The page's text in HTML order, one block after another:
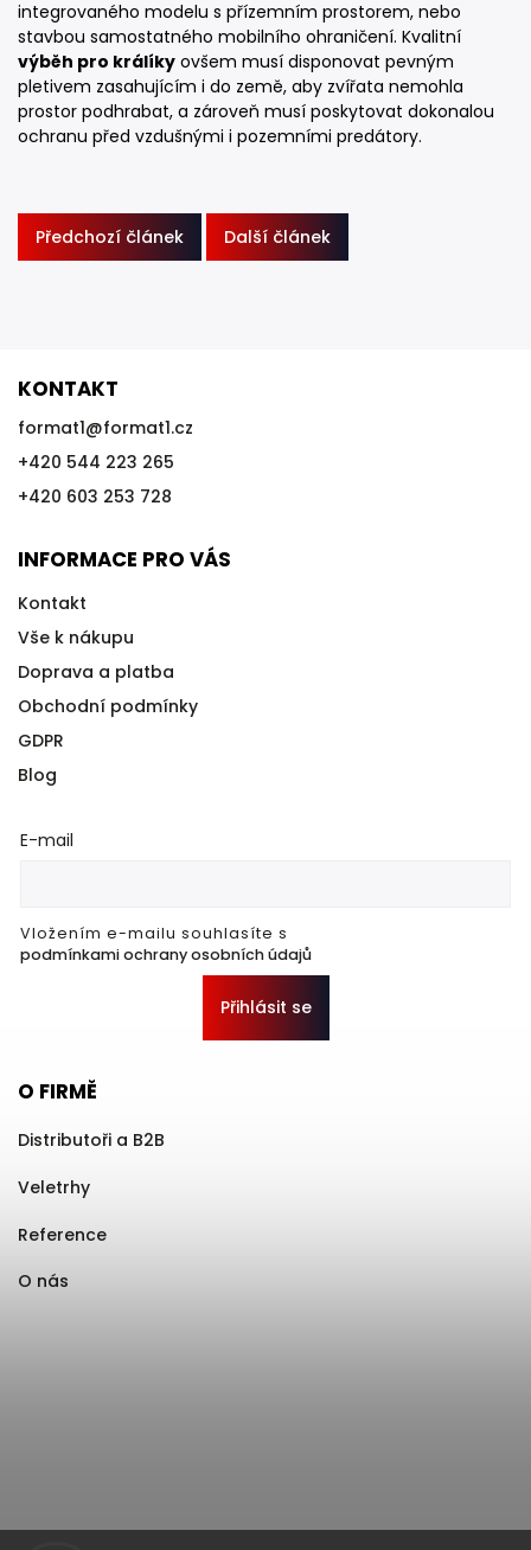
integrovaného modelu s přízemním prostorem, nebo
stavbou samostatného mobilního ohraničení. Kvalitní
výběh pro králíky ovšem musí disponovat pevným
pletivem zasahujícím i do země, aby zvířata nemohla
prostor podhrabat, a zároveň musí poskytovat dokonalou
ochranu před vzdušnými i pozemními predátory.
Předchozí článek Další článek
KONTAKT
format1@format1.cz
+420 544 223 265
+420 603 253 728
INFORMACE PRO VÁS
Kontakt
Vše k nákupu
Doprava a platba
Obchodní podmínky
GDPR
Blog
E-mail
Vložením e-mailu souhlasíte s
podmínkami ochrany osobních údajů
Přihlásit se
O FIRMĚ
Distributoři a B2B
Veletrhy
Reference
O nás